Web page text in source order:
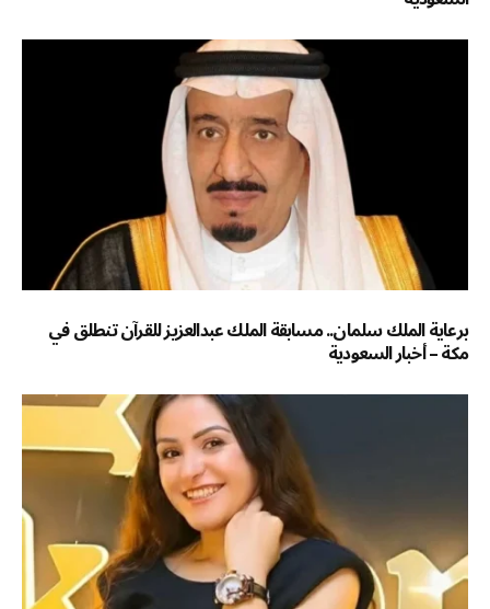
برعاية الملك سلمان.. مسابقة الملك عبدالعزيز للقرآن تنطلق في
مكة – أخبار السعودية